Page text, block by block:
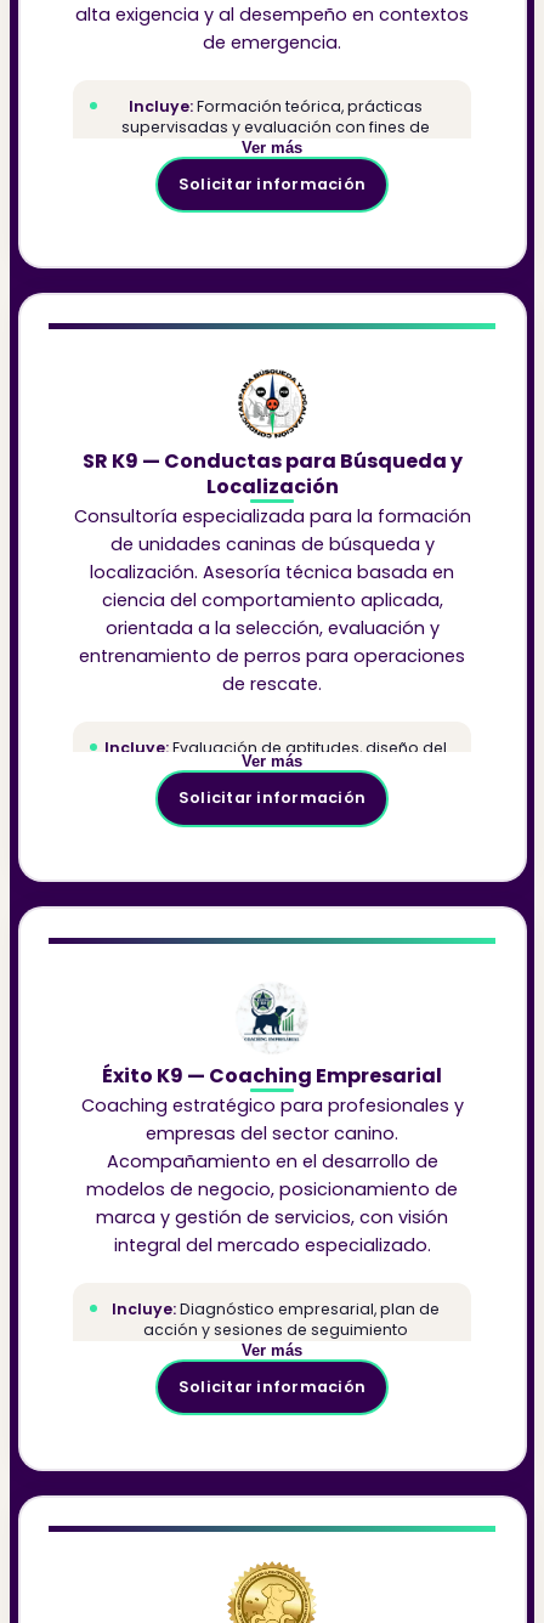
alta exigencia y al desempeño en contextos
de emergencia.
Incluye:Formación teórica, prácticas
supervisadas y evaluación con fines de
certificación
Dirigido a:
Paramédicos, técnicos en
urgencias médicas y primeros respondientes
Ver más
Solicitar información
SR K9 — Conductas para Búsqueda y
Localización
Consultoría especializada para la formación
de unidades caninas de búsqueda y
localización. Asesoría técnica basada en
ciencia del comportamiento aplicada,
orientada a la selección, evaluación y
entrenamiento de perros para operaciones
de rescate.
Incluye:Evaluación de aptitudes, diseño del
programa de entrenamiento y supervisión
técnica
Dirigido a:Equipos de rescate, protección
civil y unidades K9 especializadas
Ver más
Solicitar información
Éxito K9 — Coaching Empresarial
Coaching estratégico para profesionales y
empresas del sector canino.
Acompañamiento en el desarrollo de
modelos de negocio, posicionamiento de
marca y gestión de servicios, con visión
integral del mercado especializado.
Incluye:Diagnóstico empresarial, plan de
acción y sesiones de seguimiento
Entrenadores, consultores y
empresas del sector canino
Ver más
Solicitar información